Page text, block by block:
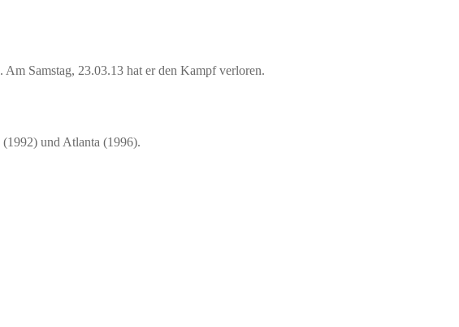
Samstag, 23.03.13 hat er den Kampf verloren.
und Atlanta (1996).